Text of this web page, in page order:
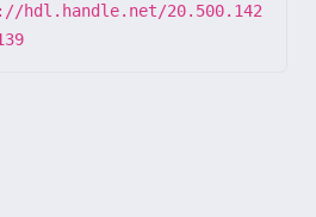
hdl.handle.net/20.500.142